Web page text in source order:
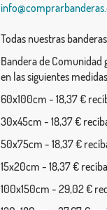
Todas nuestras
Bandera de
en las siguientes
60x100cm - 18,37 €
30x45cm - 18,37 €
50x75cm - 18,37 €
15x20cm - 18,37 €
100x150cm - 29,02 €